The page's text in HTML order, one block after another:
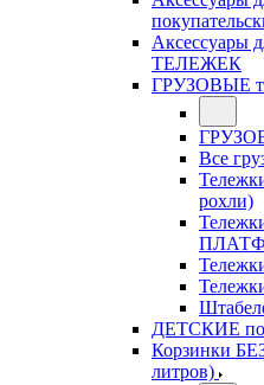
Аксессуары
ТЕЛЕЖЕК
ГРУЗОВЫЕ
Все
рохли)
ДЕТСКИЕ
Корзинки
литров)